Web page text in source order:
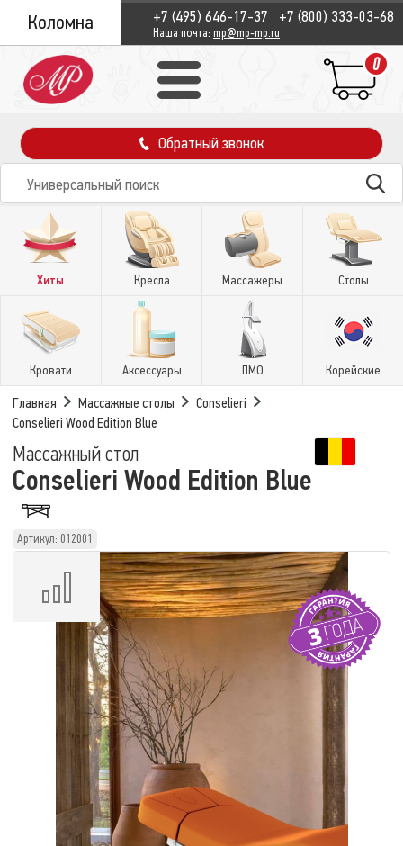
Коломна +7 (495) 646-17-37 +7 (800) 333-03-68
Наша почта: mp@mp-mp.ru
0
Обратный звонок
Хиты Кресла Массажеры Столы
Кровати Аксессуары ПМО Корейские
Главная Массажные столы
Conselieri
Conselieri Wood Edition Blue
Массажный стол
Conselieri Wood Edition Blue
Артикул: 012001